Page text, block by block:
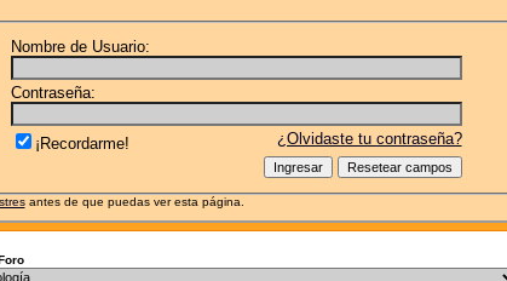
Nombre de Usuario:
Contraseña:
¿Olvidaste tu contraseña?
¡Recordarme!
antes de que puedas ver esta página.